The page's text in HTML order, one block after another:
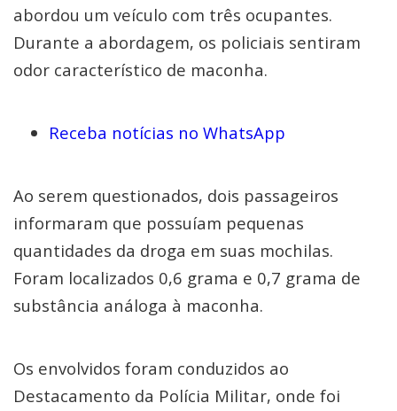
abordou um veículo com três ocupantes.
Durante a abordagem, os policiais sentiram
odor característico de maconha.
Receba notícias no WhatsApp
Ao serem questionados, dois passageiros
informaram que possuíam pequenas
quantidades da droga em suas mochilas.
Foram localizados 0,6 grama e 0,7 grama de
substância análoga à maconha.
Os envolvidos foram conduzidos ao
Destacamento da Polícia Militar, onde foi